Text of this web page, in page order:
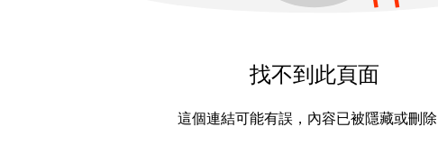
找不到此頁面
這個連結可能有誤，內容已被隱藏或刪除